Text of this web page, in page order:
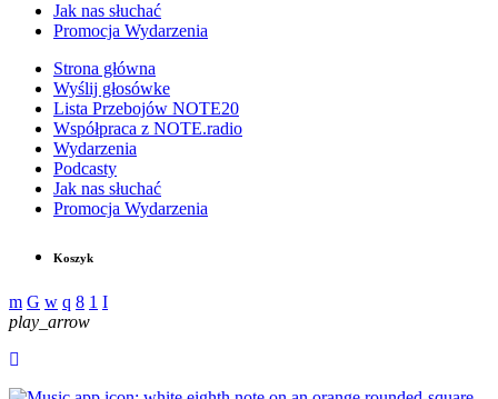
Jak nas słuchać
Promocja Wydarzenia
Strona główna
Wyślij głosówke
Lista Przebojów NOTE20
Współpraca z NOTE.radio
Wydarzenia
Podcasty
Jak nas słuchać
Promocja Wydarzenia
Koszyk
play_arrow